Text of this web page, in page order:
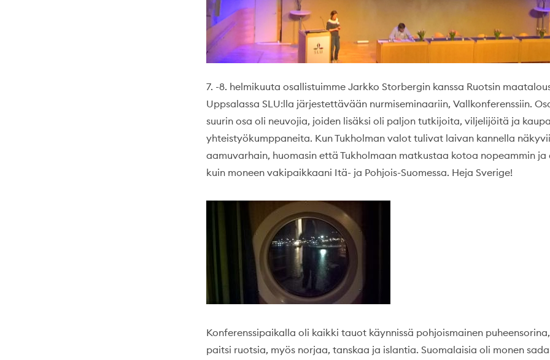
7. -8. helmikuuta osallistuimme Jarkko Storbergin kanssa Ruotsin
Uppsalassa SLU:lla järjestettävään nurmiseminaariin, Vallkonferenssiin.
suurin osa oli neuvojia, joiden lisäksi oli paljon tutkijoita, viljelijöitä ja
yhteistyökumppaneita. Kun Tukholman valot tulivat laivan kannella
aamuvarhain, huomasin että Tukholmaan matkustaa kotoa nopeammin ja
kuin moneen vakipaikkaani Itä- ja Pohjois-Suomessa. Heja Sverige!
Konferenssipaikalla oli kaikki tauot käynnissä pohjoismainen
paitsi ruotsia, myös norjaa, tanskaa ja islantia. Suomalaisia oli monen